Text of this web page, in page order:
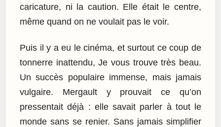
caricature, ni la caution. Elle était le centre,
même quand on ne voulait pas le voir.
Puis il y a eu le cinéma, et surtout ce coup de
tonnerre inattendu, Je vous trouve très beau.
Un succès populaire immense, mais jamais
vulgaire. Mergault y prouvait ce qu’on
pressentait déjà : elle savait parler à tout le
monde sans se renier. Sans jamais simplifier